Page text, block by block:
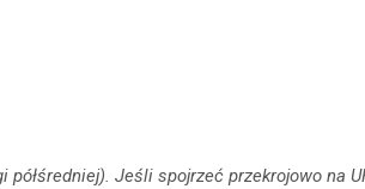
Jeśli spojrzeć przekrojowo na